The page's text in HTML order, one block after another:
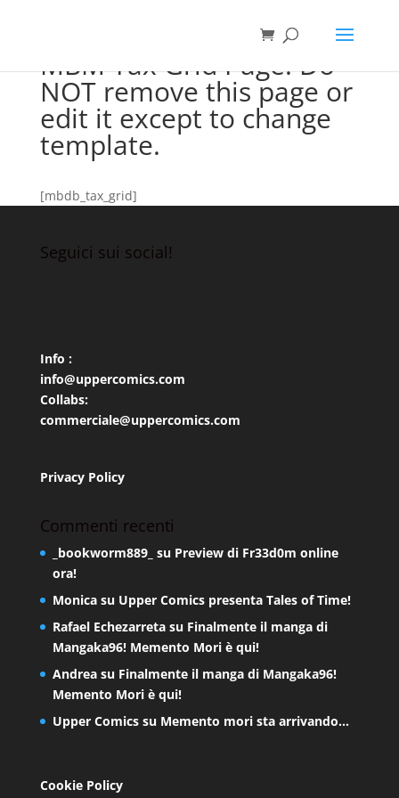
MBM Tax Grid Page. Do
NOT remove this page or
edit it except to change
template.
[mbdb_tax_grid]
Seguici sui social!
Info :
info@uppercomics.com
Collabs:
commerciale@uppercomics.com
Privacy Policy
Commenti recenti
_bookworm889_ su Preview di Fr33d0m online
ora!
Monicasu Upper Comics presenta Tales of Time!
Rafael Echezarretasu Finalmente il manga di
Mangaka96! Memento Mori è qui!
Andreasu Finalmente il manga di Mangaka96!
Memento Mori è qui!
Upper Comicssu Memento mori sta arrivando…
Cookie Policy